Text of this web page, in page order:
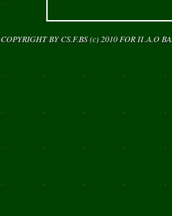
COPYRIGHT BY CS.F.BS (c) 2010 FOR Π.Α.Ο